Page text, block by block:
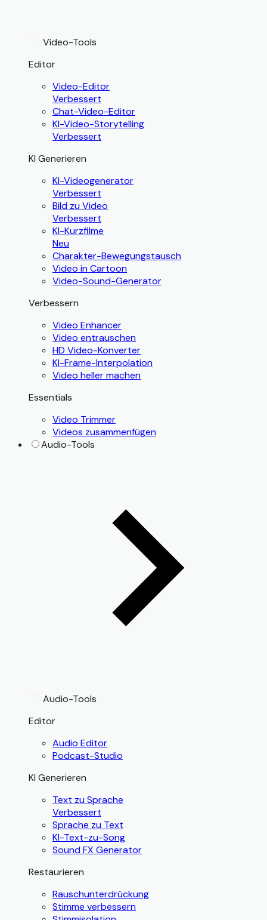
Video-Tools
Editor
Video-Editor
Verbessert
Chat-Video-Editor
KI-Video-Storytelling
Verbessert
KI Generieren
KI-Videogenerator
Verbessert
Bild zu Video
Verbessert
KI-Kurzfilme
Neu
Charakter-Bewegungstausch
Video in Cartoon
Video-Sound-Generator
Verbessern
Video Enhancer
Video entrauschen
HD Video-Konverter
KI-Frame-Interpolation
Video heller machen
Essentials
Video Trimmer
Videos zusammenfügen
Audio-Tools
Audio-Tools
Editor
Audio Editor
Podcast-Studio
KI Generieren
Text zu Sprache
Verbessert
Sprache zu Text
KI-Text-zu-Song
Sound FX Generator
Restaurieren
Rauschunterdrückung
Stimme verbessern